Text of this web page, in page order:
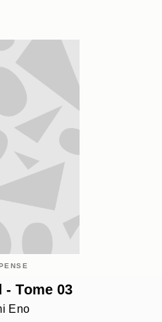
Tome 03
Eno